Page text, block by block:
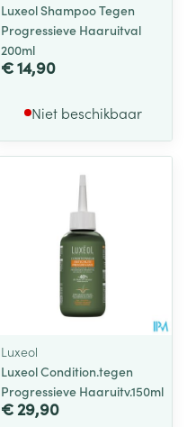
Luxeol Shampoo Tegen
Progressieve Haaruitval
200ml
€ 14,90
Niet beschikbaar
Luxeol
Luxeol Condition.tegen
Progressieve Haaruitv.150ml
€ 29,90